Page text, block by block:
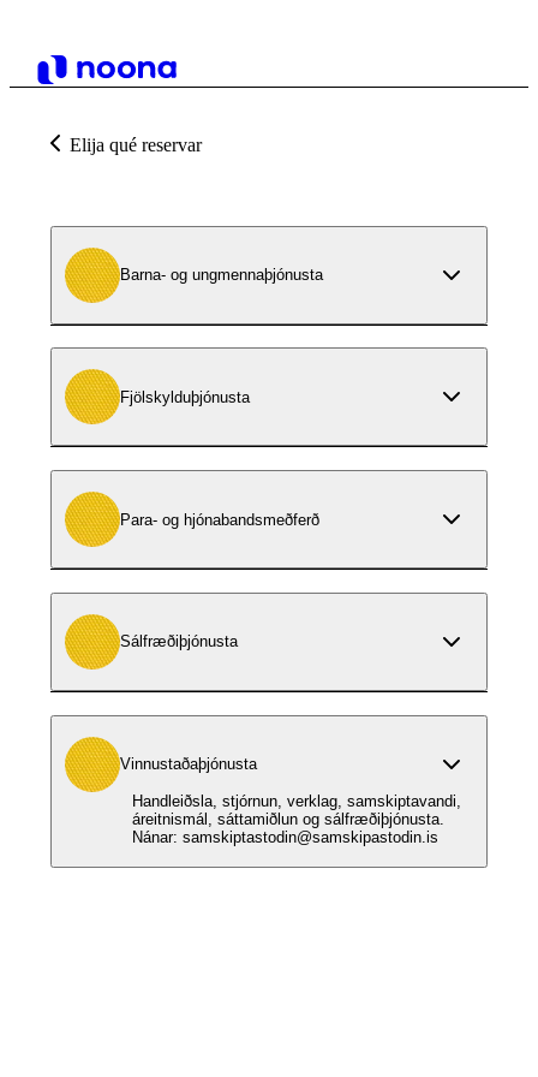
Elija qué reservar
Barna- og ungmennaþjónusta
Fjölskylduþjónusta
Para- og hjónabandsmeðferð
Sálfræðiþjónusta
Vinnustaðaþjónusta
Handleiðsla, stjórnun, verklag, samskiptavandi,
áreitnismál, sáttamiðlun og sálfræðiþjónusta.
Nánar: samskiptastodin@samskipastodin.is